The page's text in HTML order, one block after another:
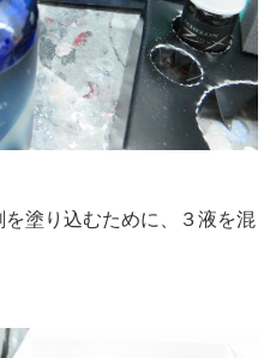
塗り込むために、３液を混